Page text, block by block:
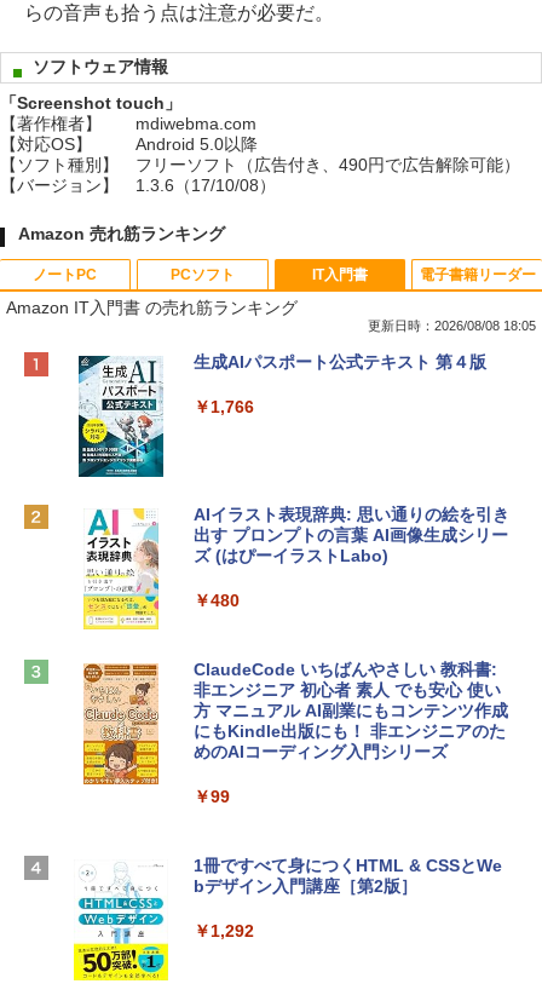
らの音声も拾う点は注意が必要だ。
ソフトウェア情報
「Screenshot touch」
【著作権者】
mdiwebma.com
【対応OS】
Android 5.0以降
【ソフト種別】
フリーソフト（広告付き、490円で広告解除可能）
【バージョン】
1.3.6（17/10/08）
Amazon 売れ筋ランキング
ノートPC
Apple 2026 MacBook Neo A18 Proチッ
e Intelligenceのために設計、Liquid Ret
￥131,111
ンケース Dell NEC Lavie ASUS HP dyna
￥2,952
Apple 2026 MacBook Air M5チップ搭載
13インチノートブック：AIとApple Intell
スプレイ、16GBユニファイドメモリ、1
D - ミッドナイト
PCソフト
Robloxギフトカード - 800 Robux 【限
インゲームコード】 ロブロックス | オン
Robloxギフトカード - 1000 Robux 【限
定バーチャルアイテムを含む】 【オンラ
ラインコード版
Microsoft Office Home & Business 202
4(最新 永続版)|オンラインコード版|Wind
ows11、10/mac対応|PC2台
￥39,582
Robloxギフトカード - 2,000 Robux 【限
定バーチャルアイテムを含む】 【オンラ
ラインコード版
IT入門書
Amazon IT入門書 の売れ筋ランキング
更新日時：2026/08/08 18:05
生成AIパスポート公式テキスト 第４版
￥1,766
AIイラスト表現辞典: 思い通りの絵を引き
出す プロンプトの言葉 AI画像生成シリー
ズ (はぴーイラストLabo)
￥480
ClaudeCode いちばんやさしい 教科書:
非エンジニア 初心者 素人 でも安心 使い
方 マニュアル AI副業にもコンテンツ作成
にもKindle出版にも！ 非エンジニアのた
めのAIコーディング入門シリーズ
￥99
1冊ですべて身につくHTML & CSSとWe
bデザイン入門講座［第2版］
￥1,292
電子書籍リーダー